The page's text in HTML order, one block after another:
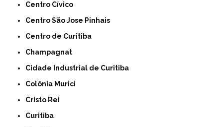
Centro Cívico
Centro São Jose Pinhais
Centro de Curitiba
Champagnat
Cidade Industrial de Curitiba
Colônia Murici
Cristo Rei
Curitiba